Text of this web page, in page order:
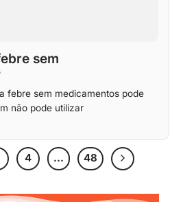
sem
febre sem medicamentos pode
não pode utilizar
4 … 48